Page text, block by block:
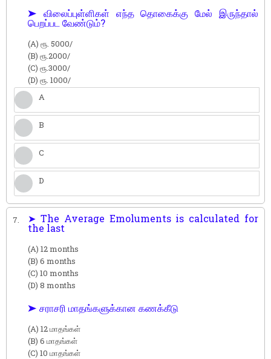
➤ விலைப்புள்ளிகள் எந்த தொகைக்கு மேல் இருந்தால்
பெறப்பட வேண்டும்?
(A) ரூ. 5000/
(B) ரூ.2000/
(C) ரூ.3000/
(D) ரூ. 1000/
A
B
C
D
7. ➤ The Average Emoluments is calculated for
the last
(A) 12 months
(B) 6 months
(C) 10 months
(D) 8 months
➤ சராசரி மாதங்களுக்கான கணக்கீடு
(A) 12 மாதங்கள்
(B) 6 மாதங்கள்
(C) 10 மாதங்கள்